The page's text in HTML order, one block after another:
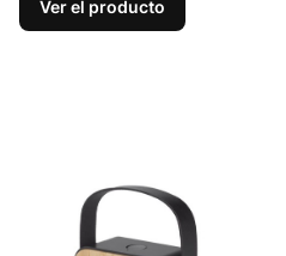
Ver el producto